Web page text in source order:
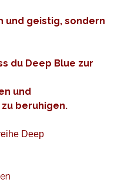
und geistig, sondern
du Deep Blue zur
und
beruhigen.
Deep